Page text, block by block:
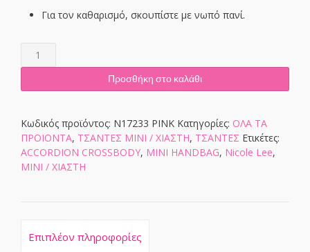
Για τον καθαρισμό, σκουπίστε με νωπό πανί.
N17233
PINK
Προσθήκη στο καλάθι
Κωδικός προϊόντος: N17233 PINK Κατηγορίες: ΟΛΑ ΤΑ
ΠΡΟΙΟΝΤΑ, ΤΣΑΝΤΕΣ ΜΙΝΙ / ΧΙΑΣΤΗ, ΤΣΑΝΤΕΣ Ετικέτες:
ACCORDION CROSSBODY, MINI HANDBAG, Nicole Lee,
ΜΙΝΙ / ΧΙΑΣΤΗ
Επιπλέον πληροφορίες